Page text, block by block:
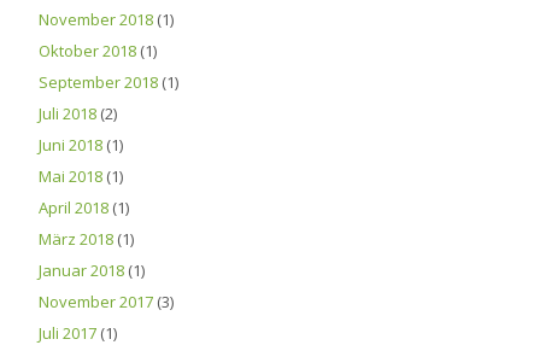
November 2018 (1)
Oktober 2018 (1)
September 2018 (1)
Juli 2018 (2)
Juni 2018 (1)
Mai 2018 (1)
April 2018 (1)
März 2018 (1)
Januar 2018 (1)
November 2017 (3)
Juli 2017 (1)